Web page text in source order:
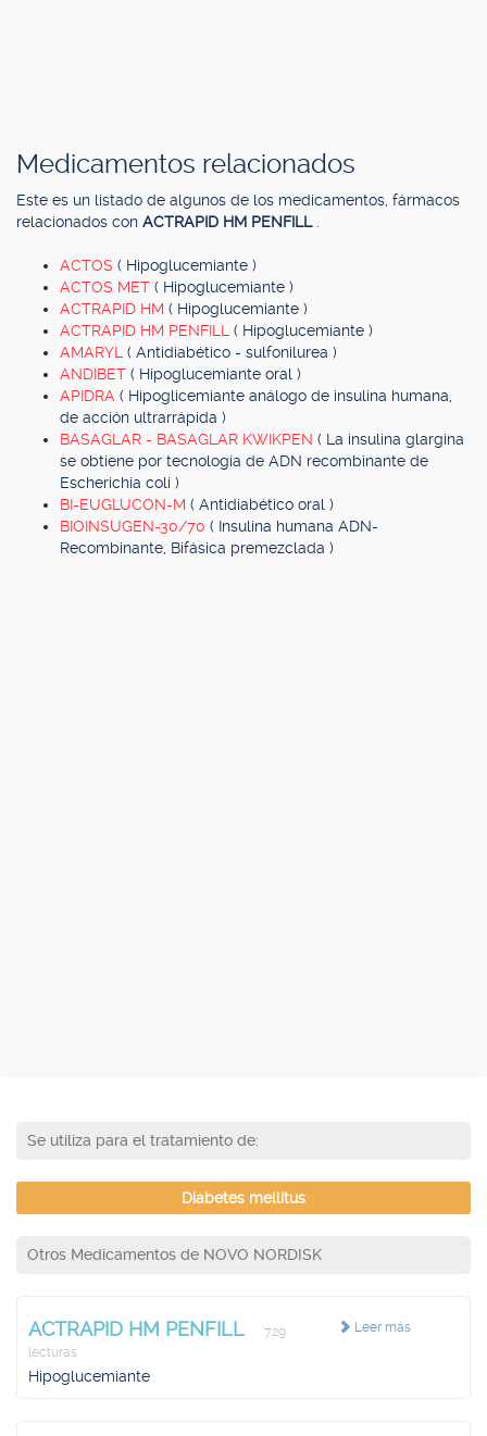
Medicamentos relacionados
Este es un listado de algunos de los medicamentos, fármacos
relacionados con ACTRAPID HM PENFILL
ACTOS ( Hipoglucemiante )
ACTOS MET ( Hipoglucemiante )
ACTRAPID HM ( Hipoglucemiante )
ACTRAPID HM PENFILL ( Hipoglucemiante )
AMARYL ( Antidiabético - sulfonilurea )
ANDIBET ( Hipoglucemiante oral )
APIDRA ( Hipoglicemiante análogo de insulina humana,
de acción ultrarrápida )
BASAGLAR - BASAGLAR KWIKPEN ( La insulina glargina
se obtiene por tecnología de ADN recombinante de
Escherichia coli )
BI-EUGLUCON-M ( Antidiabético oral )
BIOINSUGEN-30/70 ( Insulina humana ADN-
Recombinante, Bifásica premezclada )
Se utiliza para el tratamiento de:
Diabetes mellitus
Otros Medicamentos de NOVO NORDISK
Leer más
ACTRAPID HM PENFILL
729
lecturas
Hipoglucemiante